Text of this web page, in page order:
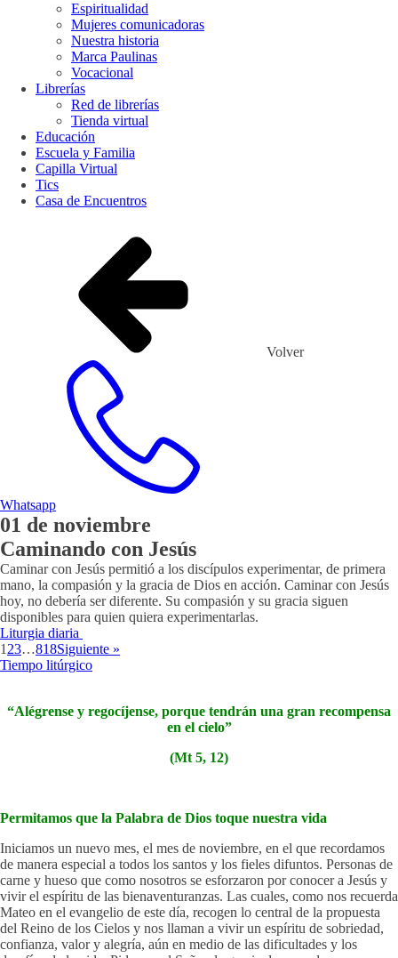
Espiritualidad
Mujeres comunicadoras
Nuestra historia
Marca Paulinas
Vocacional
Librerías
Red de librerías
Tienda virtual
Educación
Escuela y Familia
Capilla Virtual
Tics
Casa de Encuentros
Volver
Whatsapp
01 de noviembre
Caminando con Jesús
Caminar con Jesús permitió a los discípulos experimentar, de primera
mano, la compasión y la gracia de Dios en acción. Caminar con Jesús
hoy, no debería ser diferente. Su compasión y su gracia siguen
disponibles para quien quiera experimentarlas.
Liturgia diaria
1 23…818Siguiente »
Tiempo litúrgico
“Alégrense y regocíjense, porque tendrán una gran recompensa
en el cielo”
(Mt 5, 12)
Permitamos que la Palabra de Dios toque nuestra vida
Iniciamos un nuevo mes, el mes de noviembre, en el que recordamos
de manera especial a todos los santos y los fieles difuntos. Personas de
carne y hueso que como nosotros se esforzaron por conocer a Jesús y
vivir el espíritu de las bienaventuranzas. Las cuales, como nos recuerda
Mateo en el evangelio de este día, recogen lo central de la propuesta
del Reino de los Cielos y nos llaman a vivir un espíritu de sobriedad,
confianza, valor y alegría, aún en medio de las dificultades y los